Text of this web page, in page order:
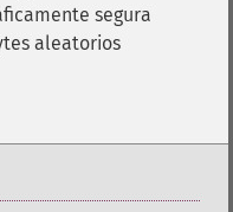
segura
aleatorios